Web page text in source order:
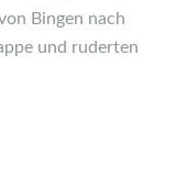
Bingen nach
und ruderten